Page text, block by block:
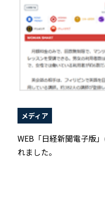
メディア
WEB「日経新聞電子版
れました。